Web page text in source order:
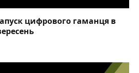
цифрового гаманця в